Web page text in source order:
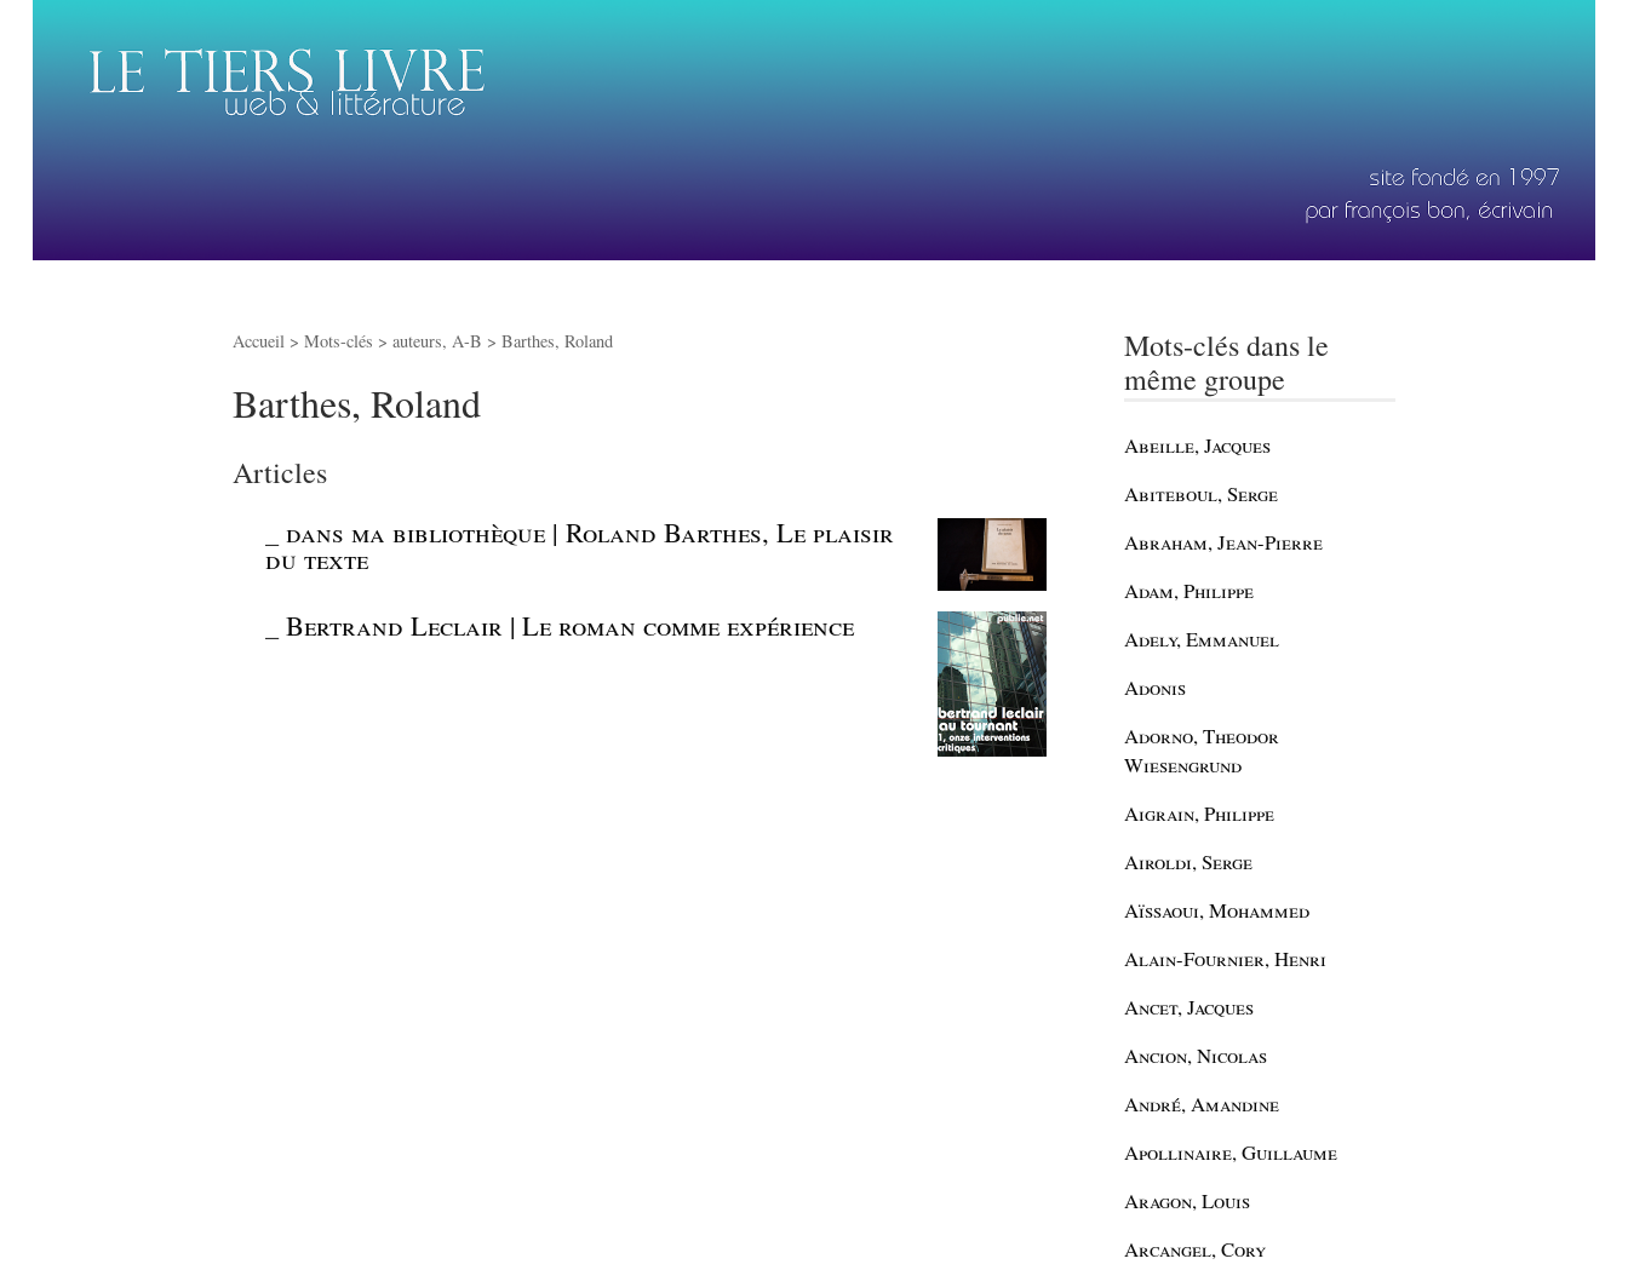
Accueil > Mots-clés > auteurs, A-B > Barthes, Roland
Barthes, Roland
Articles
dans ma bibliothèque | Roland Barthes, Le plaisir
du texte
Bertrand Leclair | Le roman comme expérience
Mots-clés dans le
même groupe
Abeille, Jacques
Abiteboul, Serge
Abraham, Jean-Pierre
Adam, Philippe
Adely, Emmanuel
Adonis
Adorno, Theodor
Wiesengrund
Aigrain, Philippe
Airoldi, Serge
Aïssaoui, Mohammed
Alain-Fournier, Henri
Ancet, Jacques
Ancion, Nicolas
André, Amandine
Apollinaire, Guillaume
Aragon, Louis
Arcangel, Cory